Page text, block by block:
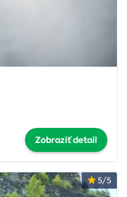
Zobraziť detail
5/5